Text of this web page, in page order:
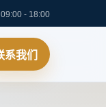
- 18:00
系我们